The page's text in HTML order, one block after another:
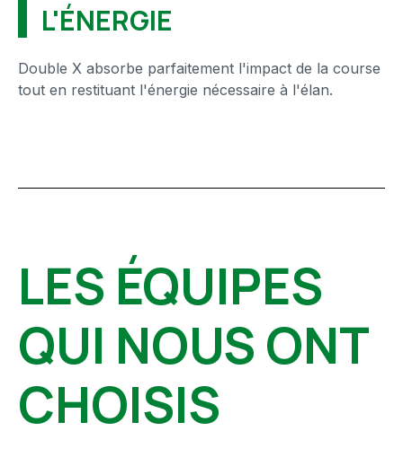
L'ÉNERGIE
Double X absorbe parfaitement l'impact de la course
tout en restituant l'énergie nécessaire à l'élan.
LES ÉQUIPES
QUI NOUS ONT
CHOISIS